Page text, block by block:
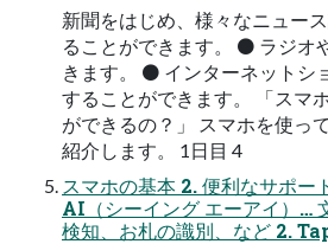
新聞をはじめ、様々なニュー
ることができます。 ⚫ ラジオ
きます。 ⚫ インターネットシ
することができます。 「スマ
ができるの？」 スマホを使っ
紹介します。 1日目 4
スマホの基本 2. 便利なサポー
AI（シーイング エーアイ）…
検知、お札の識別、など 2.